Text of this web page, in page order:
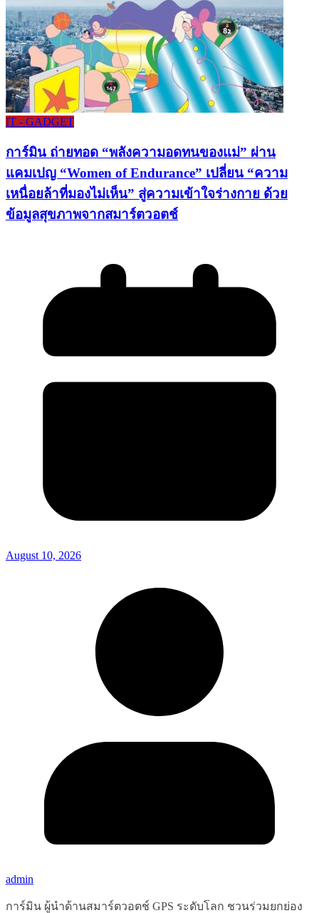
IT - GADGET
การ์มิน ถ่ายทอด “พลังความอดทนของแม่” ผ่าน
แคมเปญ “Women of Endurance” เปลี่ยน “ความ
เหนื่อยล้าที่มองไม่เห็น” สู่ความเข้าใจร่างกาย ด้วย
ข้อมูลสุขภาพจากสมาร์ตวอตช์
August 10, 2026
admin
การ์มิน ผู้นำด้านสมาร์ตวอตช์ GPS ระดับโลก ชวนร่วมยกย่อง